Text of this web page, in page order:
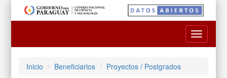
Toggle
Inicio Beneficiarios Proyectos / Postgrados